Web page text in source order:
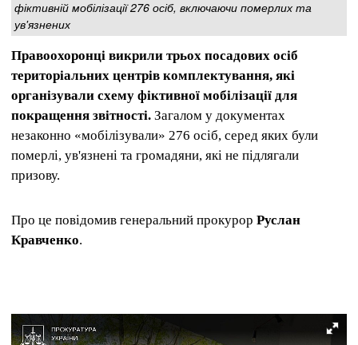
фіктивній мобілізації 276 осіб, включаючи померлих та
ув'язнених
Правоохоронці викрили трьох посадових осіб
територіальних центрів комплектування, які
організували схему фіктивної мобілізації для
покращення звітності. Загалом у документах
незаконно «мобілізували» 276 осіб, серед яких були
померлі, ув'язнені та громадяни, які не підлягали
призову.
Про це повідомив генеральний прокурор Руслан
Кравченко.